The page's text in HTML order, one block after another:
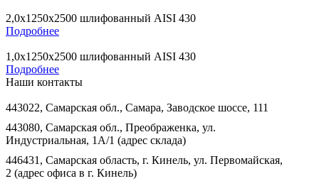
2,0х1250х2500 шлифованный AISI 430
Подробнее
1,0х1250х2500 шлифованный AISI 430
Подробнее
Наши контакты
443022, Самарская обл., Самара, Заводское шоссе, 111
443080, Самарская обл., Преображенка, ул.
Индустриальная, 1А/1 (адрес склада)
446431, Самарская область, г. Кинель, ул. Первомайская,
2 (адрес офиса в г. Кинель)